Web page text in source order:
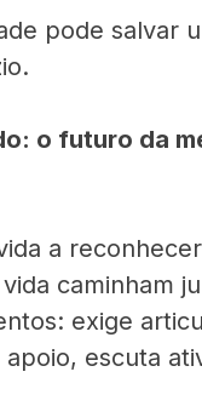
pode salvar
o futuro da
a
caminham
exige
escuta